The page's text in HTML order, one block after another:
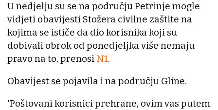
U nedjelju su se na području Petrinje mogle
vidjeti obavijesti Stožera civilne zaštite na
kojima se ističe da dio korisnika koji su
dobivali obrok od ponedjeljka više nemaju
pravo na to, prenosi N1.
Obavijest se pojavila i na području Gline.
'Poštovani korisnici prehrane, ovim vas putem